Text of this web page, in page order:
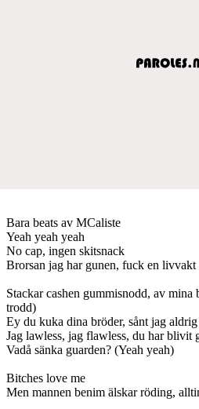
Bara beats av MCaliste
Yeah yeah yeah
No cap, ingen skitsnack
Brorsan jag har gunen, fuck en livvakt
Stackar cashen gummisnodd, av
trodd)
Ey du kuka dina bröder, sånt jag
Jag lawless, jag flawless, du har blivit
Vadå sänka guarden? (Yeah yeah)
Bitches love me
Men mannen benim älskar röding,